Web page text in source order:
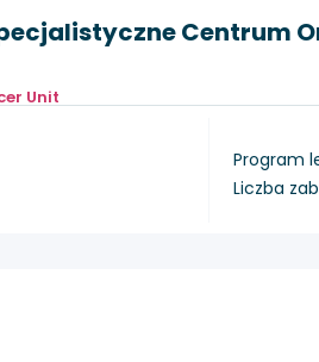
Centrum
Unit
Program
Liczba